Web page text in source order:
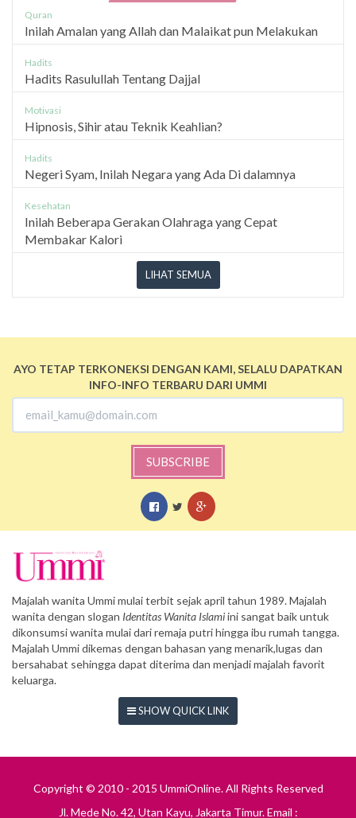
Quran
Inilah Amalan yang Allah dan Malaikat pun Melakukan
Hadits
Hadits Rasulullah Tentang Dajjal
Motivasi
Hipnosis, Sihir atau Teknik Keahlian?
Hadits
Negeri Syam, Inilah Negara yang Ada Di dalamnya
Kesehatan
Inilah Beberapa Gerakan Olahraga yang Cepat
Membakar Kalori
LIHAT SEMUA
AYO TETAP TERKONEKSI DENGAN KAMI, SELALU DAPATKAN
INFO-INFO TERBARU DARI UMMI
SUBSCRIBE
Majalah wanita Ummi mulai terbit sejak april tahun 1989. Majalah
wanita dengan slogan Identitas Wanita Islamiini sangat baik untuk
dikonsumsi wanita mulai dari remaja putri hingga ibu rumah tangga.
Majalah Ummi dikemas dengan bahasan yang menarik,lugas dan
bersahabat sehingga dapat diterima dan menjadi majalah favorit
keluarga.
SHOW QUICK LINK
Copyright © 2010 - 2015 UmmiOnline. All Rights Reserved
Jl. Mede No. 42, Utan Kayu, Jakarta Timur. Email :